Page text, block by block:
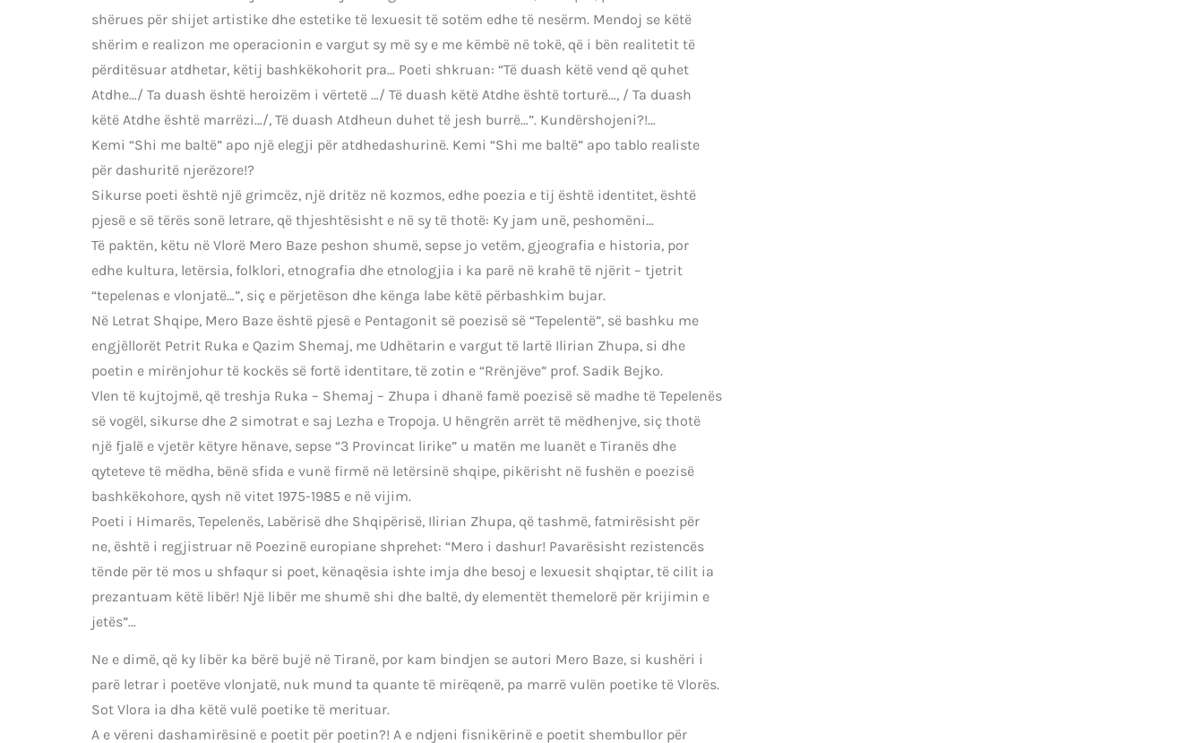
shërues për shijet artistike dhe estetike të lexuesit të sotëm edhe të nesërm. Mendoj se këtë
shërim e realizon me operacionin e vargut sy më sy e me këmbë në tokë, që i bën realitetit të
përditësuar atdhetar, këtij bashkëkohorit pra… Poeti shkruan: “Të duash këtë vend që quhet
Atdhe…/ Ta duash është heroizëm i vërtetë …/ Të duash këtë Atdhe është torturë…, / Ta duash
këtë Atdhe është marrëzi…/, Të duash Atdheun duhet të jesh burrë…”. Kundërshojeni?!…
Kemi “Shi me baltë” apo një elegji për atdhedashurinë. Kemi “Shi me baltë” apo tablo realiste
për dashuritë njerëzore!?
Sikurse poeti është një grimcëz, një dritëz në kozmos, edhe poezia e tij është identitet, është
pjesë e së tërës sonë letrare, që thjeshtësisht e në sy të thotë: Ky jam unë, peshomëni…
Të paktën, këtu në Vlorë Mero Baze peshon shumë, sepse jo vetëm, gjeografia e historia, por
edhe kultura, letërsia, folklori, etnografia dhe etnologjia i ka parë në krahë të njërit – tjetrit
“tepelenas e vlonjatë…”, siç e përjetëson dhe kënga labe këtë përbashkim bujar.
Në Letrat Shqipe, Mero Baze është pjesë e Pentagonit së poezisë së “Tepelentë”, së bashku me
engjëllorët Petrit Ruka e Qazim Shemaj, me Udhëtarin e vargut të lartë Ilirian Zhupa, si dhe
poetin e mirënjohur të kockës së fortë identitare, të zotin e “Rrënjëve” prof. Sadik Bejko.
Vlen të kujtojmë, që treshja Ruka – Shemaj – Zhupa i dhanë famë poezisë së madhe të Tepelenës
së vogël, sikurse dhe 2 simotrat e saj Lezha e Tropoja. U hëngrën arrët të mëdhenjve, siç thotë
një fjalë e vjetër këtyre hënave, sepse “3 Provincat lirike” u matën me luanët e Tiranës dhe
qyteteve të mëdha, bënë sfida e vunë firmë në letërsinë shqipe, pikërisht në fushën e poezisë
bashkëkohore, qysh në vitet 1975-1985 e në vijim.
Poeti i Himarës, Tepelenës, Labërisë dhe Shqipërisë, Ilirian Zhupa, që tashmë, fatmirësisht për
ne, është i regjistruar në Poezinë europiane shprehet: “Mero i dashur! Pavarësisht rezistencës
tënde për të mos u shfaqur si poet, kënaqësia ishte imja dhe besoj e lexuesit shqiptar, të cilit ia
prezantuam këtë libër! Një libër me shumë shi dhe baltë, dy elementët themelorë për krijimin e
jetës”…
Ne e dimë, që ky libër ka bërë bujë në Tiranë, por kam bindjen se autori Mero Baze, si kushëri i
parë letrar i poetëve vlonjatë, nuk mund ta quante të mirëqenë, pa marrë vulën poetike të Vlorës.
Sot Vlora ia dha këtë vulë poetike të merituar.
A e vëreni dashamirësinë e poetit për poetin?! A e ndjeni fisnikërinë e poetit shembullor për